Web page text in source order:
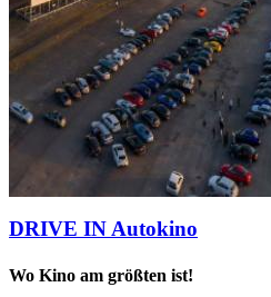
DRIVE IN Autokino
Wo Kino am größten ist!